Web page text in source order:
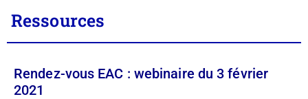
Ressources
Rendez-vous EAC : webinaire du 3 février
2021